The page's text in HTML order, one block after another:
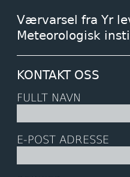
Værvarsel fra Yr
Meteorologisk
KONTAKT OSS
FULLT NAVN
E-POST ADRESSE